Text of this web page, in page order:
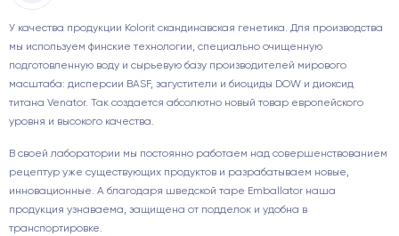
У качества продукции Kolorit скандинавская генетика. Для производства
мы используем финские технологии, специально очищенную
подготовленную воду и сырьевую базу производителей мирового
масштаба: дисперсии BASF, загустители и биоциды DOW и диоксид
титана Venator. Так создается абсолютно новый товар европейского
уровня и высокого качества.
В своей лаборатории мы постоянно работаем над совершенствованием
рецептур уже существующих продуктов и разрабатываем новые,
инновационные. А благодаря шведской таре Emballator наша
продукция узнаваема, защищена от подделок и удобна в
транспортировке.